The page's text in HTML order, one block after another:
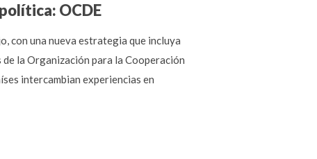
OCDE
con una nueva estrategia que incluya
la Organización para la Cooperación
intercambian experiencias en